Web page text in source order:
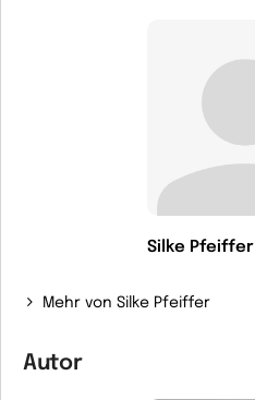
Silke Pfeiffer
Mehr von Silke Pfeiffer
Autor